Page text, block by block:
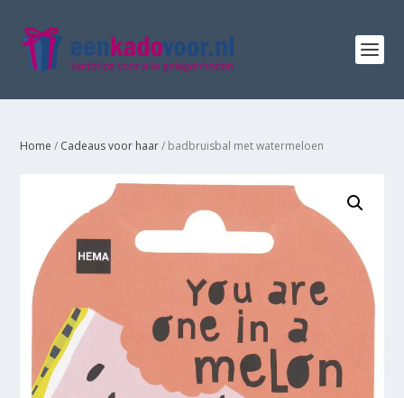
Home / Cadeaus voor haar/ badbruisbal met watermeloen